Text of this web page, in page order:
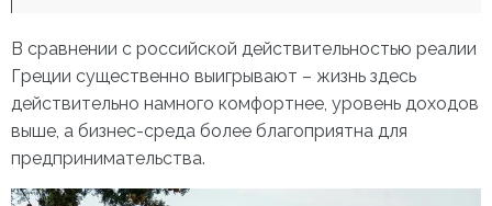
В сравнении с российской действительностью реалии
Греции существенно выигрывают – жизнь здесь
действительно намного комфортнее, уровень доходов
выше, а бизнес-среда более благоприятна для
предпринимательства.